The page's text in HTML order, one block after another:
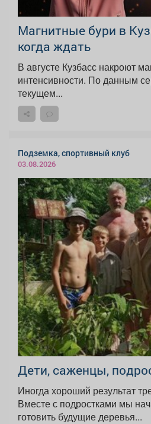
Магнитные бури в
когда ждать
В августе Кузбасс накроют
интенсивности. По данным сервиса Time-in, в
текущем...
Подземка, спортивный клуб
03.08.2026
Дети, саженцы,
Иногда хороший результат
Вместе с подростками мы
готовить будущие деревья...